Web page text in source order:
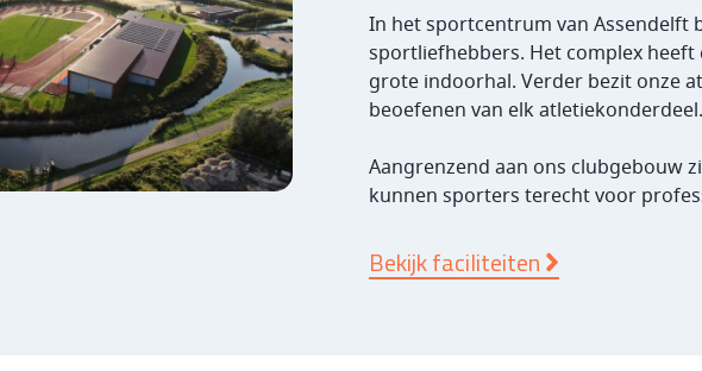
In het sportcentrum van Assendelft
sportliefhebbers. Het complex
grote indoorhal. Verder bezit onze
beoefenen van elk atletiekonderdeel.
Aangrenzend aan ons clubgebouw
kunnen sporters terecht voor
Bekijk faciliteiten